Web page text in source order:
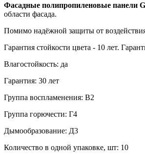
Фасадные полипропиленовые панели
области фасада.
Помимо надёжной защиты от
Гарантия стойкости цвета - 10 лет.
Влагостойкость: да
Гарантия: 30 лет
Группа воспламенения: В2
Группа горючести: Г4
Дымообразование: Д3
Количество в одной упаковке, шт: 10